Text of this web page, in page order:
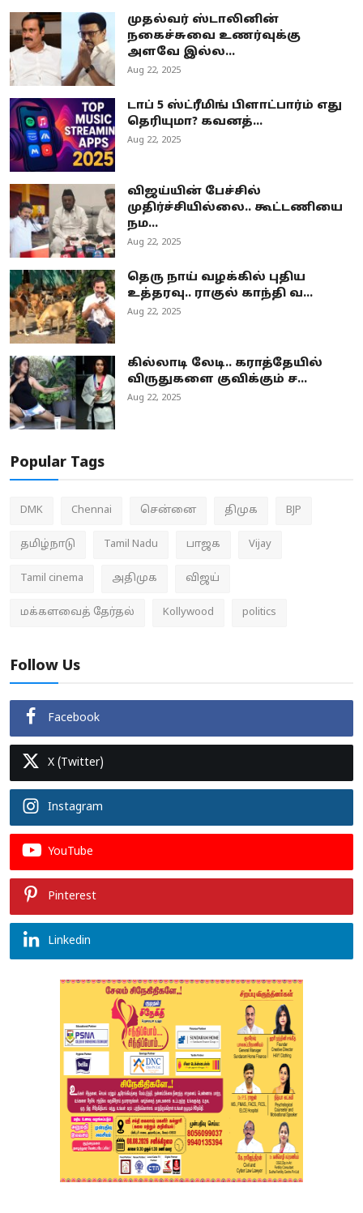
முதல்வர் ஸ்டாலினின்
நகைச்சுவை உணர்வுக்கு
அளவே இல்ல...
Aug 22, 2025
டாப் 5 ஸ்ட்ரீமிங் பிளாட்பார்ம் எது
தெரியுமா? கவனத்...
Aug 22, 2025
விஜய்யின் பேச்சில்
முதிர்ச்சியில்லை.. கூட்டணியை
நம...
Aug 22, 2025
தெரு நாய் வழக்கில் புதிய
உத்தரவு.. ராகுல் காந்தி வ...
Aug 22, 2025
கில்லாடி லேடி.. கராத்தேயில்
விருதுகளை குவிக்கும் ச...
Aug 22, 2025
Popular Tags
DMK Chennai சென்னை திமுக BJP
தமிழ்நாடு Tamil Nadu பாஜக Vijay
Tamil cinema அதிமுக விஜய்
மக்களவைத் தேர்தல் Kollywood politics
Follow Us
Facebook
X (Twitter)
Instagram
YouTube
Pinterest
Linkedin